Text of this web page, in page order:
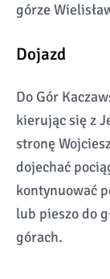
górze
Dojazd
Do Gór
kierując się z
stronę
dojechać
kontynuować
lub pieszo do
górach.